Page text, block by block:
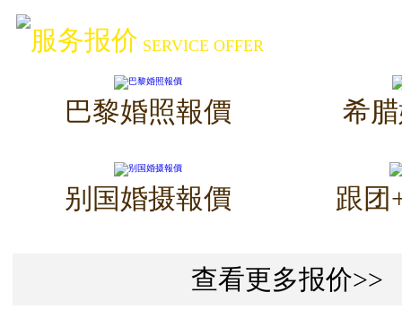
服务报价 SERVICE OFFER
巴黎婚照報價 希
别国婚摄報價 跟团
查看更多报价>>